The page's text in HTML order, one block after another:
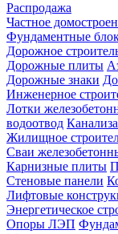
Распродажа
Частное
Фундаментные
Дорожное
Дорожные плиты
Дорожные знаки
Инженерное
Лотки
водоотвод
Жилищное
Сваи
Карнизные плиты
Стеновые панели
Лифтовые
Энергетическое
Опоры ЛЭП